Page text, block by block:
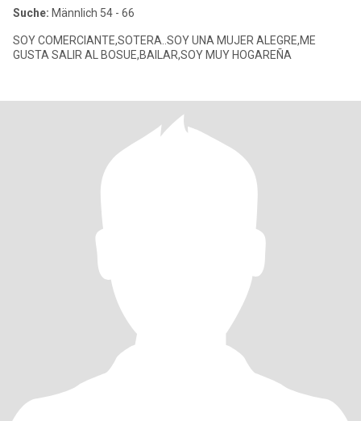
Suche: Männlich 54 - 66
SOY COMERCIANTE,SOTERA..SOY UNA MUJER ALEGRE,ME
GUSTA SALIR AL BOSUE,BAILAR,SOY MUY HOGAREÑA